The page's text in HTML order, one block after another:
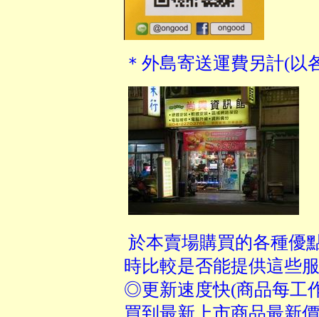
＊外島寄送運費另計(以
於本賣場購買的各種優
時比較是否能提供這些
◎更新速度快(商品每工
買到最新上市商品最新